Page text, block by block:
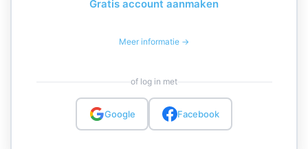
Gratis account aanmaken
Meer informatie →
of log in met
Google Facebook